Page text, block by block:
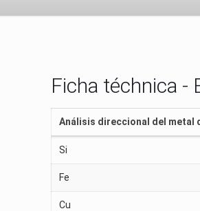
Ficha téchnica -
Análisis direccional del metal
Si
Fe
Cu